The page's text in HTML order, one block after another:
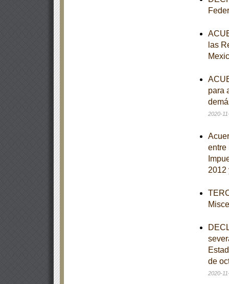
las
para
2020-
entre
2012
de
2020-